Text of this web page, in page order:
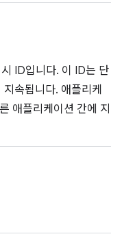
ID입니다. 이 ID는 단
속됩니다. 애플리케
애플리케이션 간에 지